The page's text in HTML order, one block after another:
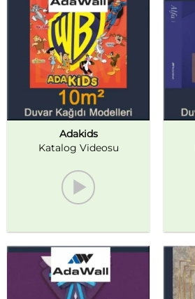
Adakids
Katalog Videosu